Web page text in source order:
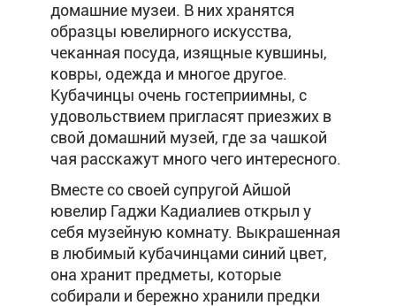
домашние музеи. В них хранятся
образцы ювелирного искусства,
чеканная посуда, изящные кувшины,
ковры, одежда и многое другое.
Кубачинцы очень гостеприимны, с
удовольствием пригласят приезжих в
свой домашний музей, где за чашкой
чая расскажут много чего интересного.
Вместе со своей супругой Айшой
ювелир Гаджи Кадиалиев открыл у
себя музейную комнату. Выкрашенная
в любимый кубачинцами синий цвет,
она хранит предметы, которые
собирали и бережно хранили предки